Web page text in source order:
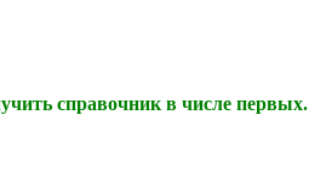
справочник в числе первых.